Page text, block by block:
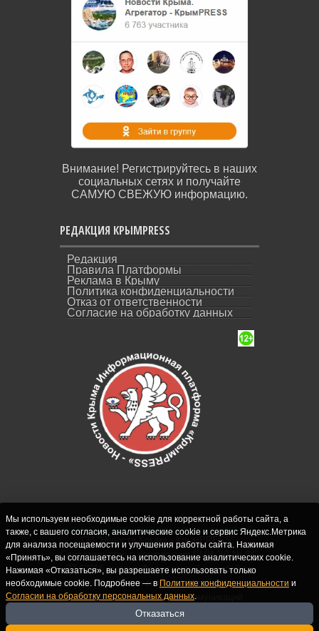
Внимание! Регистрируйтесь в наших
социальных сетях и получайте
САМУЮ СВЕЖУЮ информацию.
РЕДАКЦИЯ КРЫМPRESS
Редакция
Правила Платформы
Реклама в Крыму
Политика конфиденциальности
Отказ от ответственности
Согласие на обработку данных
СИ "Новости Крыма - КрымPRESS".
Свидетельство о регистрации СМИ ЭЛ № ФС
77-62916 выдано Федеральной службой по
надзору в сфере связи, информационных
технологий и массовых коммуникаций
(Роскомнадзор) 10.09.2015. Учредитель и
главный редактор: Крутских С.М. Почта:
Мы используем необходимые cookie для корректной работы сайта, а
также, с вашего согласия, аналитические cookie и сервис Яндекс.Метрика
для анализа посещаемости и улучшения работы сайта. Нажимая
«Принять», вы соглашаетесь на использование аналитических cookie.
Нажимая «Отказаться», вы разрешаете использовать только
необходимые cookie. Подробнее — в Политике конфиденциальности и
Согласии на обработку персональных данных.
Отказаться